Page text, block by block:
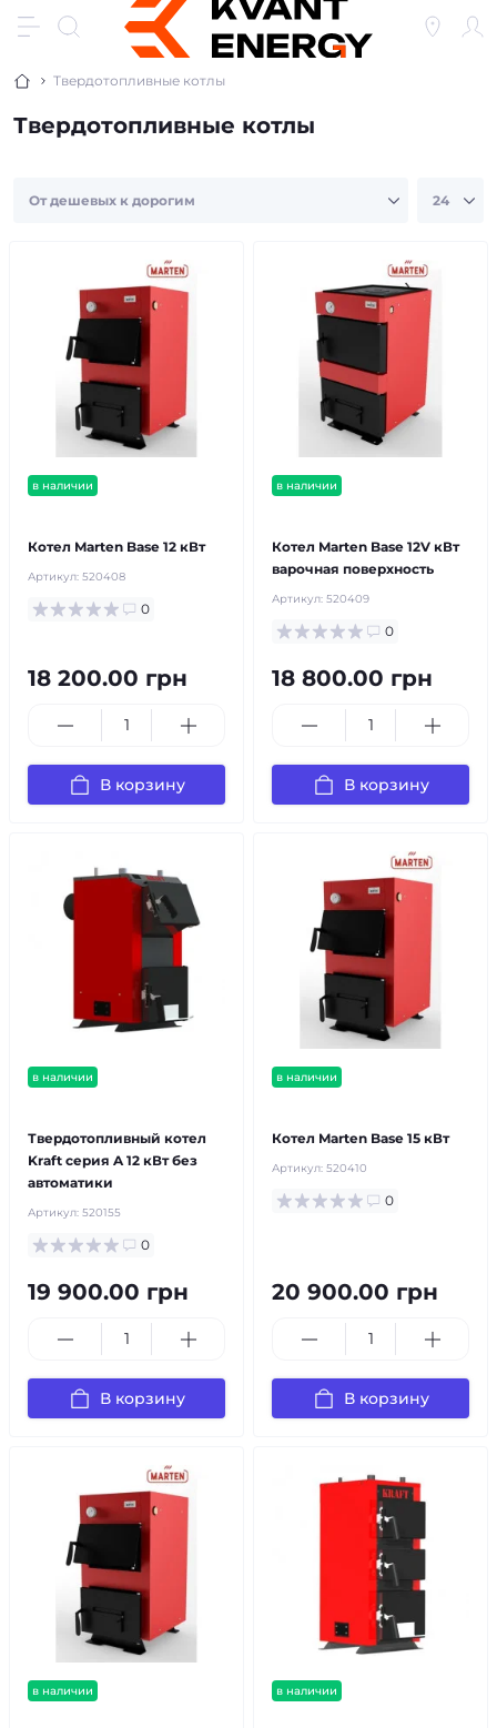
Твердотопливные котлы
Твердотопливные котлы
в наличии
Котел Marten Base 12 кВт
Артикул: 520408
0
18 200.00 грн
В корзину
в наличии
Котел Marten Base 12V кВт
варочная поверхность
Артикул: 520409
0
18 800.00 грн
В корзину
в наличии
Твердотопливный котел
Kraft серия A 12 кВт без
автоматики
Артикул: 520155
0
19 900.00 грн
В корзину
в наличии
Котел Marten Base 15 кВт
Артикул: 520410
0
20 900.00 грн
В корзину
в наличии
в наличии